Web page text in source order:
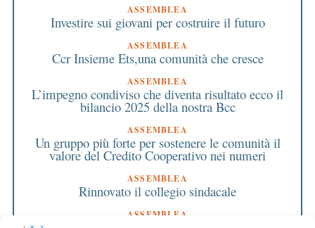
ASSEMBLEA
Investire sui giovani per costruire il futuro
ASSEMBLEA
Ccr Insieme Ets,una comunità che cresce
ASSEMBLEA
L’impegno condiviso che diventa risultato ecco il
bilancio 2025 della nostra Bcc
ASSEMBLEA
Un gruppo più forte per sostenere le comunità il
valore del Credito Cooperativo nei numeri
ASSEMBLEA
Rinnovato il collegio sindacale
ASSEMBLEA